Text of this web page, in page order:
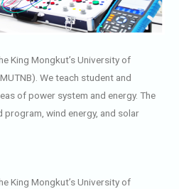
Mongkut’s University of
We teach student and
of power system and energy. The
wind energy, and solar
Mongkut’s University of